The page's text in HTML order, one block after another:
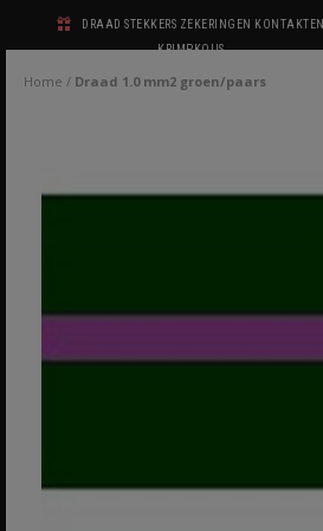
DRAAD STEKKERS ZEKERINGEN KONTAKTEN
KRIMPKOUS
Home / Draad 1.0 mm2 groen/paars